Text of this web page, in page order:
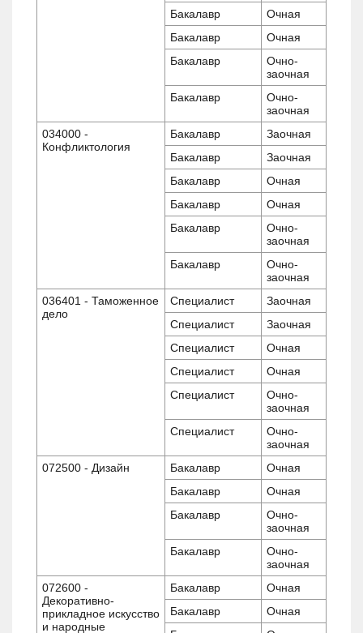
Бакалавр
Очная
Бакалавр
Очная
Бакалавр
Очно-
заочная
Бакалавр
Очно-
заочная
034000 -
Конфликтология
Бакалавр
Заочная
Бакалавр
Заочная
Бакалавр
Очная
Бакалавр
Очная
Бакалавр
Очно-
заочная
Бакалавр
Очно-
заочная
036401 - Таможенное
дело
Специалист
Заочная
Специалист
Заочная
Специалист
Очная
Специалист
Очная
Специалист
Очно-
заочная
Специалист
Очно-
заочная
072500 - Дизайн
Бакалавр
Очная
Бакалавр
Очная
Бакалавр
Очно-
заочная
Бакалавр
Очно-
заочная
072600 -
Декоративно-
прикладное искусство
и народные
Бакалавр
Очная
Бакалавр
Очная